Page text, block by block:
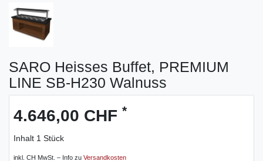
SARO Heisses Buffet, PREMIUM
LINE SB-H230 Walnuss
4.646,00 CHF *
Inhalt 1 Stück
inkl. CH MwSt. – Info zu Versandkosten